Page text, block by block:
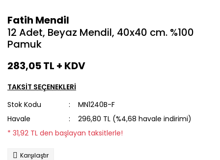
Fatih Mendil
12 Adet, Beyaz Mendil, 40x40 cm. %100
Pamuk
283,05 TL + KDV
TAKSİT SEÇENEKLERİ
Stok Kodu
MN1240B-F
Havale
296,80 TL (%4,68 havale indirimi)
* 31,92 TL den başlayan taksitlerle!
Karşılaştır